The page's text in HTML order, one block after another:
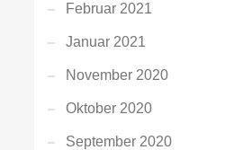
Februar 2021
Januar 2021
November 2020
Oktober 2020
September 2020